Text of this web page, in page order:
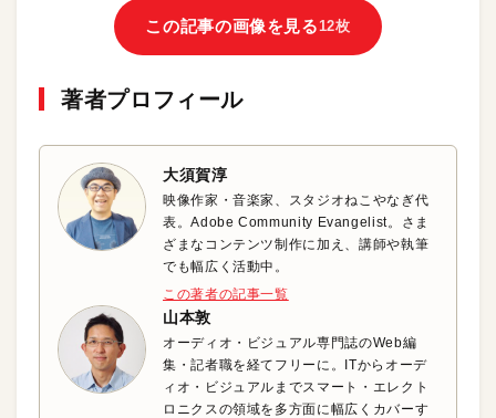
この記事の画像を見る 12枚
著者プロフィール
大須賀淳
映像作家・音楽家、スタジオねこやなぎ代
表。Adobe Community Evangelist。さま
ざまなコンテンツ制作に加え、講師や執筆
でも幅広く活動中。
この著者の記事一覧
山本敦
オーディオ・ビジュアル専門誌のWeb編
集・記者職を経てフリーに。ITからオーデ
ィオ・ビジュアルまでスマート・エレクト
ロニクスの領域を多方面に幅広くカバーす